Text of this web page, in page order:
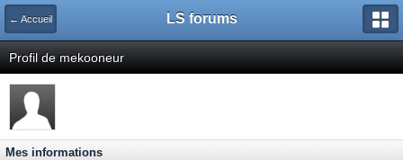
← Accueil LS forums
Profil de mekooneur
Mes informations